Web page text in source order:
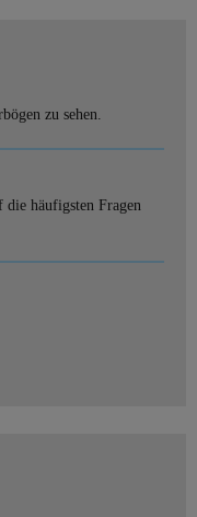
zu sehen.
häufigsten Fragen